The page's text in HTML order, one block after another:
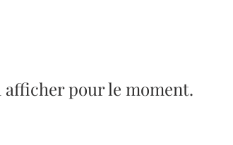
pour le moment.